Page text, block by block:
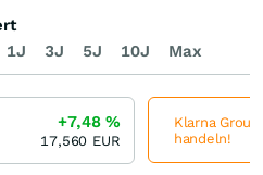
1J 3J 5J 10J Max
+7,48%
17,560 EUR
Klarna
handeln!